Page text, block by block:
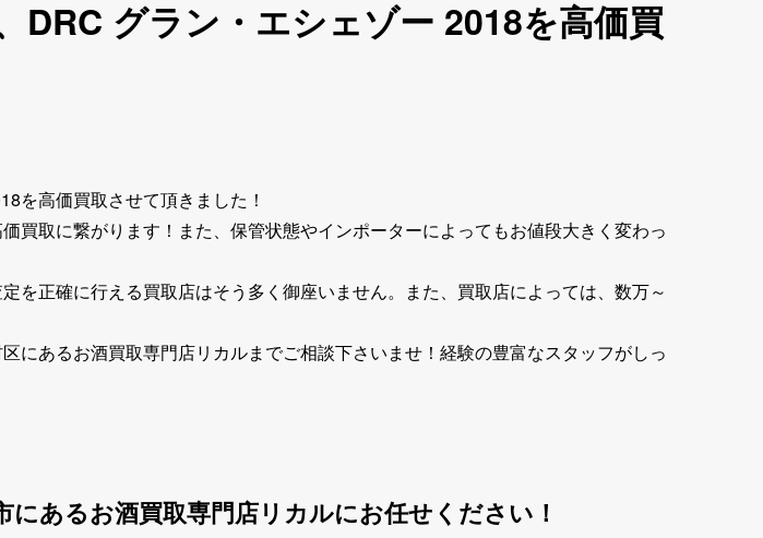
DRC グラン・エシェゾー 2018を高価買
を高価買取させて頂きました！
買取に繋がります！また、保管状態やインポーターによってもお値段大きく変わっ
正確に行える買取店はそう多く御座いません。また、買取店によっては、数万～
にあるお酒買取専門店リカルまでご相談下さいませ！経験の豊富なスタッフがしっ
あるお酒買取専門店リカルにお任せください！